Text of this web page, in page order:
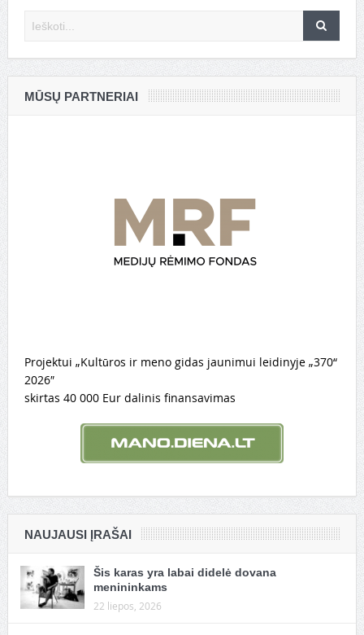
MŪSŲ PARTNERIAI
Projektui „Kultūros ir meno gidas jaunimui leidinyje „370“
2026″
skirtas 40 000 Eur dalinis finansavimas
NAUJAUSI ĮRAŠAI
Šis karas yra labai didelė dovana
menininkams
22 liepos, 2026